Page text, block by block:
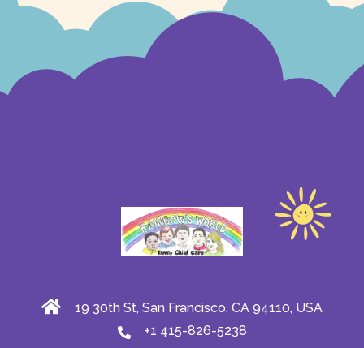
19 30th St, San Francisco, CA 94110, USA
+1 415-826-5238